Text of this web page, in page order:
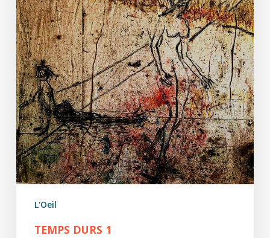
L'Oeil
TEMPS DURS 1